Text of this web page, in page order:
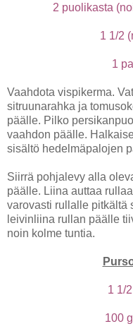
2 puolikasta
1 1/2
1
Vaahdota vispikerma.
sitruunarahka ja
päälle. Pilko
vaahdon päälle.
sisältö hedelmäpalojen
Siirrä pohjalevy alla
päälle. Liina auttaa
varovasti rullalle pitkältä
leivinliina rullan päälle
noin kolme tuntia.
1 1/
100